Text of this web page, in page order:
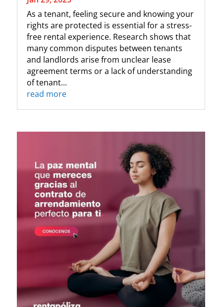
As a tenant, feeling secure and knowing your
rights are protected is essential for a stress-
free rental experience. Research shows that
many common disputes between tenants
and landlords arise from unclear lease
agreement terms or a lack of understanding
of tenant...
read more